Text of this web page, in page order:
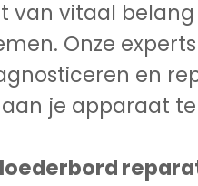
van vitaal
Onze
en
je apparaat te